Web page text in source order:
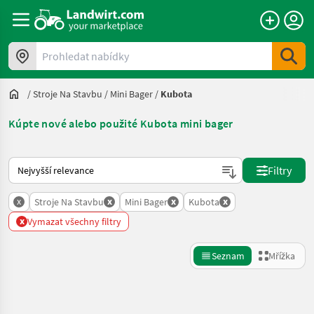
Prohledat nabídky
/Stroje Na Stavbu / Mini Bager / Kubota
Kúpte nové alebo použité Kubota mini bager
Takto se řadí nabídky na Landwirt.com
Filtry
x Stroje Na Stavbu x Mini Bager x Kubota x
x Vymazat všechny filtry
Seznam Mřížka